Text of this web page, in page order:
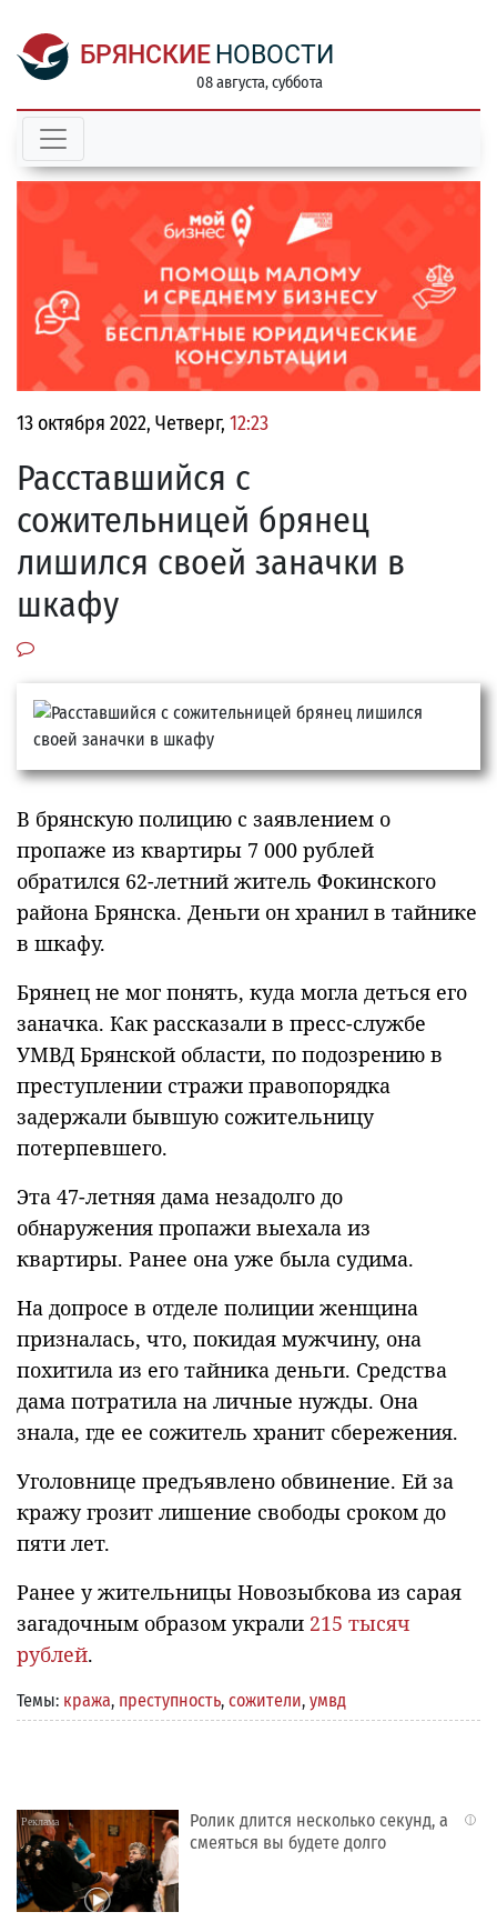
БРЯНСКИЕ НОВОСТИ
08 августа, суббота
13 октября 2022, Четверг, 12:23
Расставшийся с
сожительницей брянец
лишился своей заначки в
шкафу
В брянскую полицию с заявлением о
пропаже из квартиры 7 000 рублей
обратился 62-летний житель Фокинского
района Брянска. Деньги он хранил в тайнике
в шкафу.
Брянец не мог понять, куда могла деться его
заначка. Как рассказали в пресс-службе
УМВД Брянской области, по подозрению в
преступлении стражи правопорядка
задержали бывшую сожительницу
потерпевшего.
Эта 47-летняя дама незадолго до
обнаружения пропажи выехала из
квартиры. Ранее она уже была судима.
На допросе в отделе полиции женщина
призналась, что, покидая мужчину, она
похитила из его тайника деньги. Средства
дама потратила на личные нужды. Она
знала, где ее сожитель хранит сбережения.
Уголовнице предъявлено обвинение. Ей за
кражу грозит лишение свободы сроком до
пяти лет.
Ранее у жительницы Новозыбкова из сарая
загадочным образом украли 215 тысяч
рублей.
Темы: кража, преступность, сожители, умвд
i
Ролик длится несколько секунд, а
смеяться вы будете долго